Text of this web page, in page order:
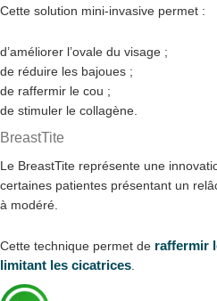
Cette solution mini-invasive permet :
d’améliorer l’ovale du visage ;
de réduire les bajoues ;
de raffermir le cou ;
de stimuler le collagène.
BreastTite
Le BreastTite représente une
certaines patientes présentant un
à modéré.
Cette technique permet de raffermir
limitant les cicatrices